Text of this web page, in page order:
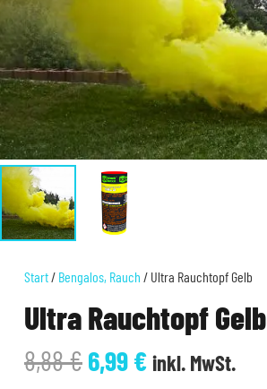
Start/ Bengalos, Rauch / Ultra Rauchtopf Gelb
Ultra Rauchtopf Gelb
8,88€Ursprünglicher
6,99€Aktueller
inkl. MwSt.